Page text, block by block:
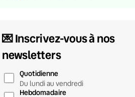
💌 Inscrivez-vous à nos
newsletters
Quotidienne
Du lundi au vendredi
Hebdomadaire